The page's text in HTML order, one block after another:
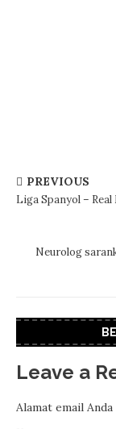
PREVIOUS
Liga Spanyol –
Neurolog
Leave a
Alamat email